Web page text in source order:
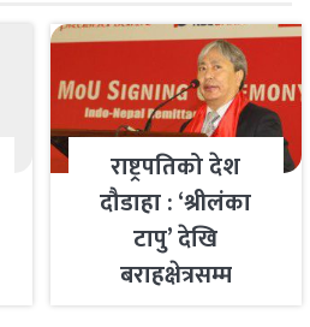
राष्ट्रपतिको देश
दौडाहा : ‘श्रीलंका
टापु’ देखि
बराहक्षेत्रसम्म